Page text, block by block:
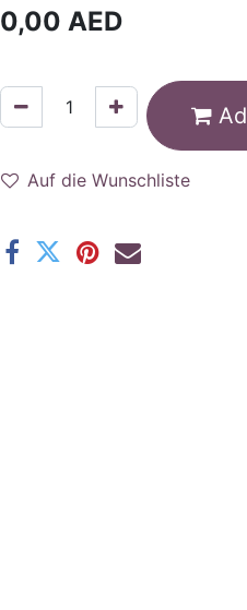
0,00 AED
Auf die Wunschliste